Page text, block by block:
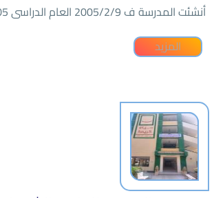
أنشئت المدرسة ف 2005/2/9 العام الدراسى 2006/2005
المزيد